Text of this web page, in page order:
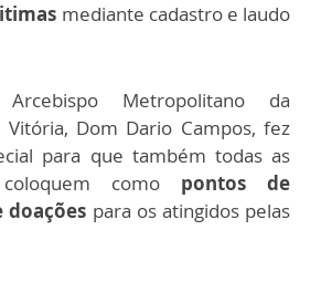
mediante cadastro e laudo
Metropolitano da
Dom Dario Campos, fez
para que também todas as
como pontos de
doações para os atingidos pelas